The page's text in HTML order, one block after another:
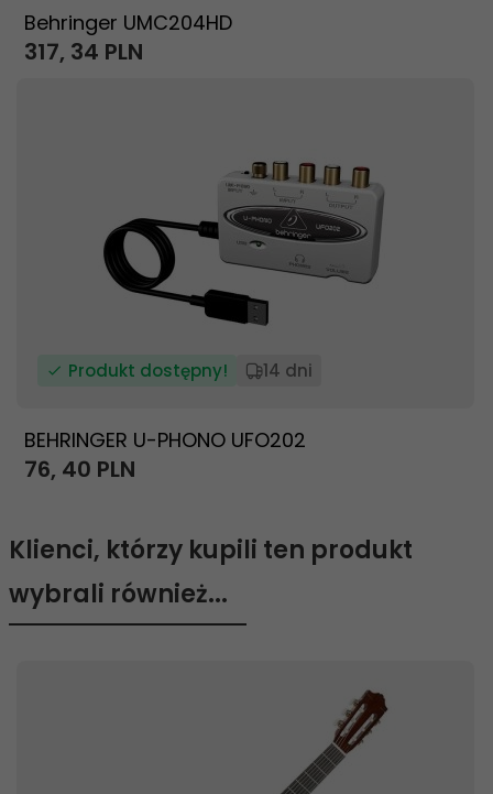
Behringer UMC204HD
317, 34 PLN
Produkt dostępny! 14 dni
BEHRINGER U-PHONO UFO202
76, 40 PLN
Klienci, którzy kupili ten produkt
wybrali również...